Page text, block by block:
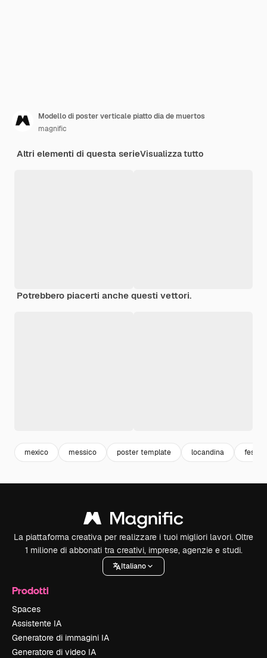
Modello di poster verticale piatto dia de muertos
magnific
Altri elementi di questa serieVisualizza tutto
Potrebbero piacerti anche questi vettori.
mexico messico poster template locandina
La piattaforma creativa per realizzare i tuoi migliori lavori. Oltre
1 milione di abbonati tra creativi, imprese, agenzie e studi.
Italiano
Prodotti
Spaces
Assistente IA
Generatore di immagini IA
Generatore di video IA